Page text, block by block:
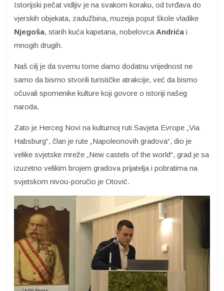
Istorijski pečat vidljiv je na svakom koraku, od tvrđava do
vjerskih objekata, zadužbina, muzeja poput škole vladike
Njegoša, starih kuća kapetana, nobelovcaAndrića i
mnogih drugih.
Naš cilj je da svemu tome damo dodatnu vrijednost ne
samo da bismo stvorili turističke atrakcije, već da bismo
očuvali spomenike kulture koji govore o istoriji našeg
naroda.
Zato je Herceg Novi na kulturnoj ruti Savjeta Evrope „Via
Habsburg“, član je rute „Napoleonovih gradova“, dio je
velike svjetske mreže „New castels of the world“, grad je sa
izuzetno velikim brojem gradova prijatelja i pobratima na
svjetskom nivou-poručio je Otović.